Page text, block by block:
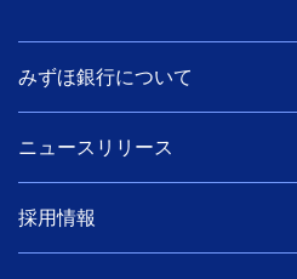
みずほ銀行について
ニュースリリース
採用情報